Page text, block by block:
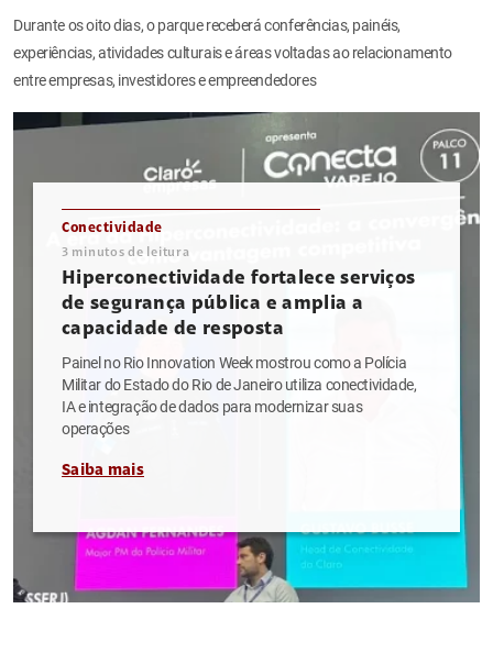
Durante os oito dias, o parque receberá conferências, painéis,
experiências, atividades culturais e áreas voltadas ao relacionamento
entre empresas, investidores e empreendedores
Conectividade
3 minutos de leitura
Hiperconectividade fortalece serviços
de segurança pública e amplia a
capacidade de resposta
Painel no Rio Innovation Week mostrou como a Polícia
Militar do Estado do Rio de Janeiro utiliza conectividade,
IA e integração de dados para modernizar suas
operações
Saiba mais